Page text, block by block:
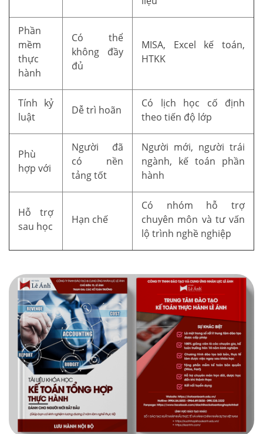
Phần
mềm
thực
hành
Có thể
không đầy
đủ
MISA, Excel kế toán,
HTKK
Tính kỷ
luật
Dễ trì hoãn
Có lịch học cố định
theo tiến độ lớp
Phù
hợp với
Người đã
có nền
tảng tốt
Người mới, người trái
ngành, kế toán phần
hành
Hỗ trợ
sau học
Hạn chế
Có nhóm hỗ trợ
chuyên môn và tư vấn
lộ trình nghề nghiệp